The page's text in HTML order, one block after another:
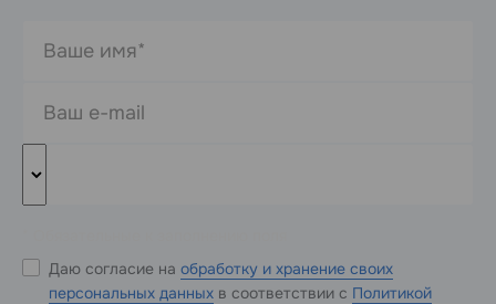
Даю согласие на обработку и хранение своих
персональных данных в соответствии с Политикой